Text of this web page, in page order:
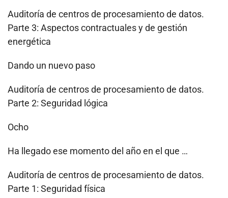
Auditoría de centros de procesamiento de datos.
Parte 3: Aspectos contractuales y de gestión
energética
Dando un nuevo paso
Auditoría de centros de procesamiento de datos.
Parte 2: Seguridad lógica
Ocho
Ha llegado ese momento del año en el que …
Auditoría de centros de procesamiento de datos.
Parte 1: Seguridad física